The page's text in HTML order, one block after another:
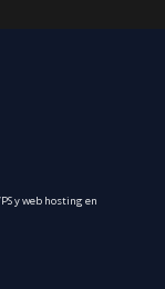
y web hosting en